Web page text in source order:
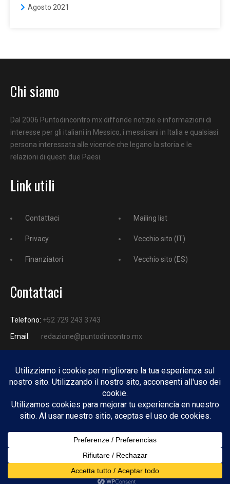
Agosto 2021
Chi siamo
Dal 2006 Puntodincontro.mx diffonde notizie e informazioni di
interesse per gli italiani in Messico, i messicani in Italia e qualsiasi
persona interessata alle vicende che legano la storia e le
relazioni di questi due Paesi.
Link utili
Contattaci
Privacy
Finanziatori
Mailing list
Vecchio sito (IT)
Vecchio sito (ES)
Contattaci
Telefono: +52 729 243 3743
Email:
redazione@puntodincontro.mx
PUNTODINCONTRO
Copyright © 2025 Puntodincontro
Design by DisegnoW